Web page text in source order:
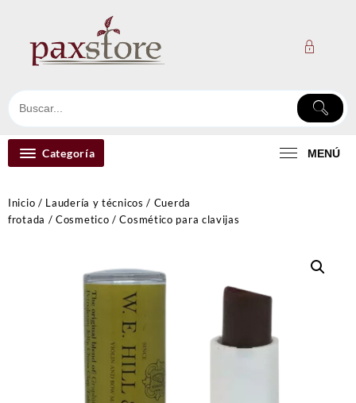
contenido
Categoría MENÚ
Inicio / Laudería y técnicos / Cuerda
frotada /Cosmetico / Cosmético para clavijas